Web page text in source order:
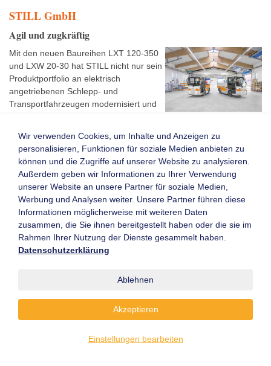
STILL GmbH
Agil und zugkräftig
Mit den neuen Baureihen LXT 120-350
und LXW 20-30 hat STILL nicht nur sein
Produktportfolio an elektrisch
angetriebenen Schlepp- und
Transportfahrzeugen modernisiert und
Weiterlesen
18.01.2022
STILL GmbH
Noch mehr Autonomie für das Kommissionieren
Mit dem iGo neo hat STILL seit 2016 als
erster Hersteller eine Technologie im
agierenden Assistenten ihrer Bediener
Wir verwenden Cookies, um Inhalte und Anzeigen zu
personalisieren, Funktionen für soziale Medien anbieten zu
können und die Zugriffe auf unserer Website zu analysieren.
Außerdem geben wir Informationen zu Ihrer Verwendung
unserer Website an unsere Partner für soziale Medien,
Werbung und Analysen weiter. Unsere Partner führen diese
Informationen möglicherweise mit weiteren Daten
zusammen, die Sie ihnen bereitgestellt haben oder die sie im
Rahmen Ihrer Nutzung der Dienste gesammelt haben.
Datenschutzerklärung
Ablehnen
Akzeptieren
Einstellungen bearbeiten